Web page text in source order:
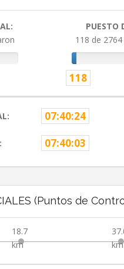
PUESTO
118 de
118
07:40:24
07:40:03
(Puntos de
18.7
km
km